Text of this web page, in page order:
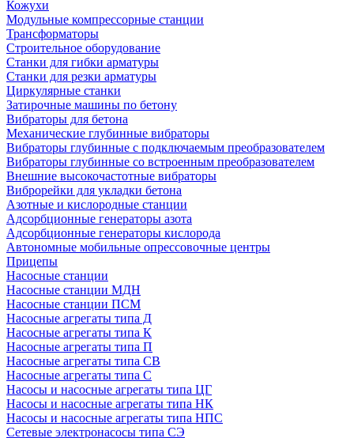
Кожухи
Модульные компрессорные станции
Трансформаторы
Строительное оборудование
Станки для гибки арматуры
Станки для резки арматуры
Циркулярные станки
Затирочные машины по бетону
Вибраторы для бетона
Механические глубинные вибраторы
Вибраторы глубинные с подключаемым преобразователем
Вибраторы глубинные со встроенным преобразователем
Внешние высокочастотные вибраторы
Виброрейки для укладки бетона
Азотные и кислородные станции
Адсорбционные генераторы азота
Адсорбционные генераторы кислорода
Автономные мобильные опрессовочные центры
Прицепы
Насосные станции
Насосные станции МДН
Насосные станции ПСМ
Насосные агрегаты типа Д
Насосные агрегаты типа К
Насосные агрегаты типа П
Насосные агрегаты типа СВ
Насосные агрегаты типа С
Насосы и насосные агрегаты типа ЦГ
Насосы и насосные агрегаты типа НК
Насосы и насосные агрегаты типа НПС
Сетевые электронасосы типа СЭ